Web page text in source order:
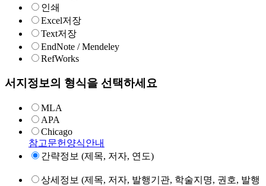
인쇄
Excel저장
Text저장
EndNote / Mendeley
RefWorks
서지정보의 형식을 선택하세요
MLA
APA
Chicago
참고문헌양식안내
간략정보 (제목, 저자, 연도)
상세정보 (제목, 저자, 발행기관, 학술지명, 권호, 발행